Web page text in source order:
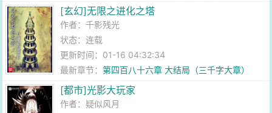
[玄幻]无限之进化之塔
作者：千影残光
状态：连载
更新时间：01-16 04:32:34
最新章节：第四百八十六章 大结局（三千字大章）
[都市]光影大玩家
作者：疑似风月